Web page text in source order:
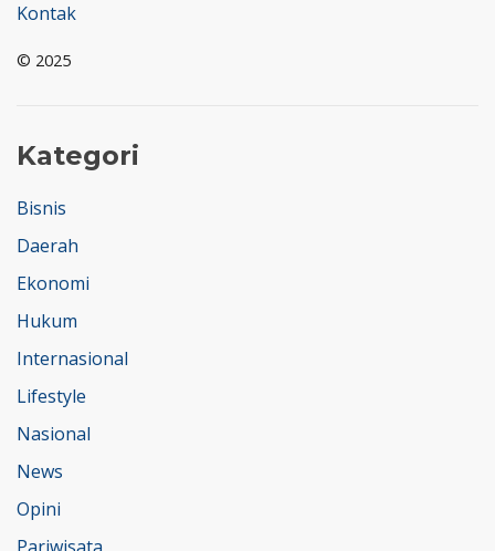
Kontak
© 2025
Kategori
Bisnis
Daerah
Ekonomi
Hukum
Internasional
Lifestyle
Nasional
News
Opini